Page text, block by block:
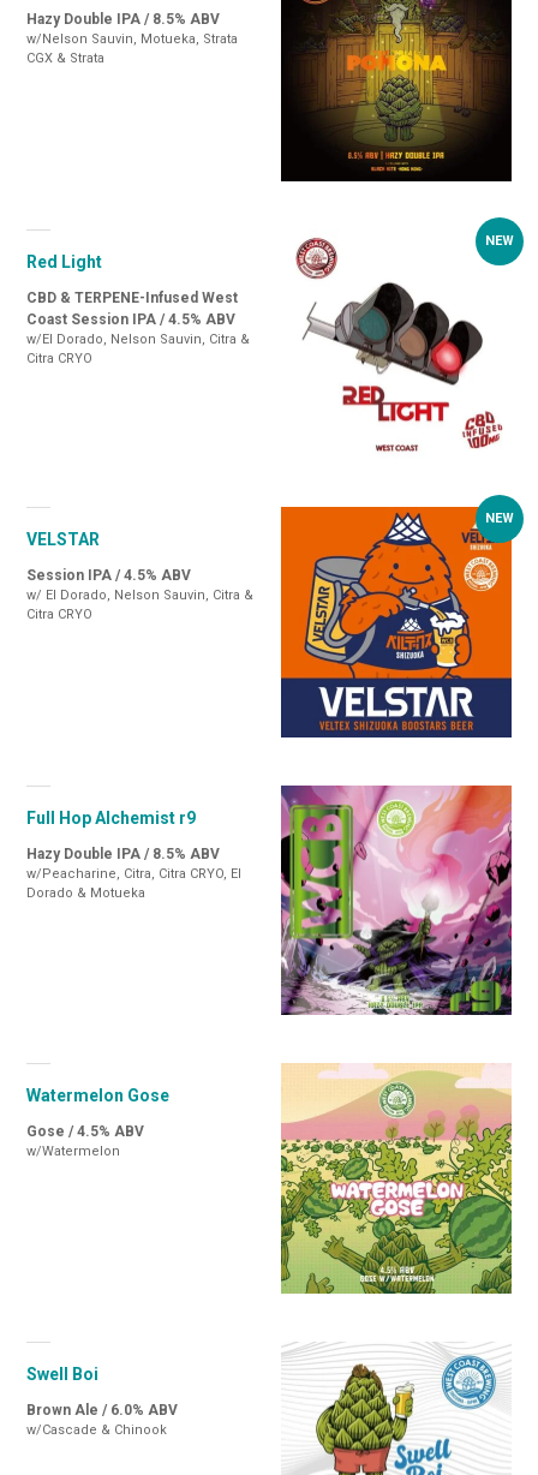
Hazy Double IPA / 8.5% ABV
w/Nelson Sauvin, Motueka, Strata
CGX & Strata
Red Light
CBD & TERPENE-Infused West
Coast Session IPA / 4.5% ABV
w/El Dorado, Nelson Sauvin, Citra &
Citra CRYO
VELSTAR
Session IPA / 4.5% ABV
w/ El Dorado, Nelson Sauvin, Citra &
Citra CRYO
Full Hop Alchemist r9
Hazy Double IPA / 8.5% ABV
w/Peacharine, Citra, Citra CRYO, El
Dorado & Motueka
Watermelon Gose
Gose / 4.5% ABV
w/Watermelon
Swell Boi
Brown Ale / 6.0% ABV
w/Cascade & Chinook